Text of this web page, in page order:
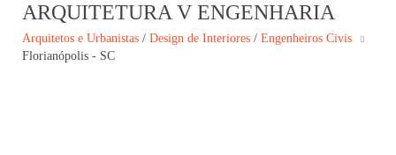
ARQUITETURA V ENGENHARIA
Arquitetos e Urbanistas / Design de Interiores / Engenheiros Civis
Florianópolis - SC